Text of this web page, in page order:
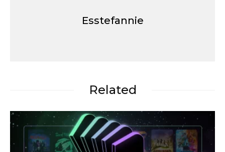
Esstefannie
Related